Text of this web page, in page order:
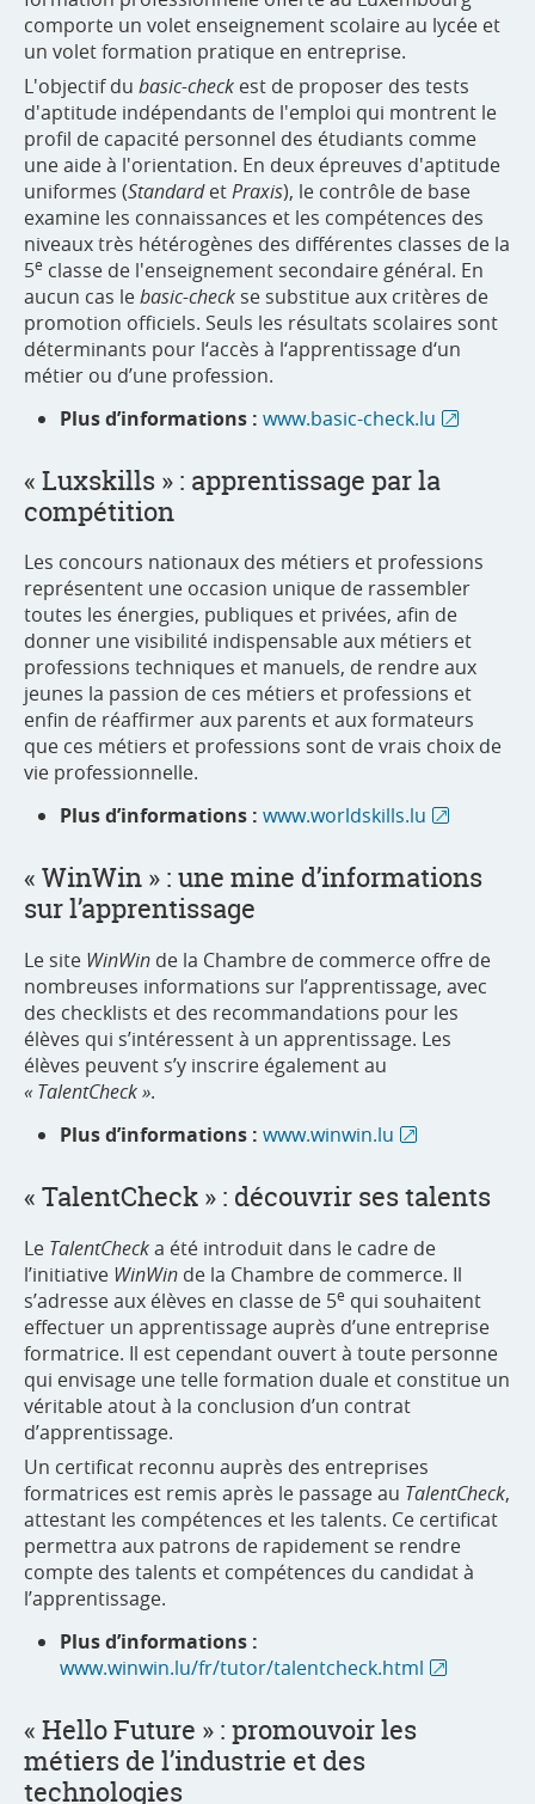
comporte un volet enseignement scolaire au lycée et
un volet formation pratique en entreprise.
L'objectif du basic-check est de proposer des tests
d'aptitude indépendants de l'emploi qui montrent le
profil de capacité personnel des étudiants comme
une aide à l'orientation. En deux épreuves d'aptitude
uniformes (StandardetPraxis), le contrôle de base
examine les connaissances et les compétences des
niveaux très hétérogènes des différentes classes de la
5e classe de l'enseignement secondaire général. En
aucun cas lebasic-check se substitue aux critères de
promotion officiels. Seuls les résultats scolaires sont
déterminants pour l‘accès à l‘apprentissage d‘un
métier ou d’une profession.
Plus d’informations : www.basic-check.lu
« Luxskills » : apprentissage par la
compétition
Les concours nationaux des métiers et professions
représentent une occasion unique de rassembler
toutes les énergies, publiques et privées, afin de
donner une visibilité indispensable aux métiers et
professions techniques et manuels, de rendre aux
jeunes la passion de ces métiers et professions et
enfin de réaffirmer aux parents et aux formateurs
que ces métiers et professions sont de vrais choix de
vie professionnelle.
Plus d’informations : www.worldskills.lu
« WinWin » : une mine d’informations
sur l’apprentissage
Le site WinWin de la Chambre de commerce offre de
nombreuses informations sur l’apprentissage, avec
des checklists et des recommandations pour les
élèves qui s’intéressent à un apprentissage. Les
élèves peuvent s’y inscrire également au
« TalentCheck ».
Plus d’informations : www.winwin.lu
« TalentCheck » : découvrir ses talents
Le TalentChecka été introduit dans le cadre de
l’initiative WinWin de la Chambre de commerce. Il
s’adresse aux élèves en classe de 5e qui souhaitent
effectuer un apprentissage auprès d’une entreprise
formatrice. Il est cependant ouvert à toute personne
qui envisage une telle formation duale et constitue un
véritable atout à la conclusion d’un contrat
d’apprentissage.
Un certificat reconnu auprès des entreprises
formatrices est remis après le passage au TalentCheck,
attestant les compétences et les talents. Ce certificat
permettra aux patrons de rapidement se rendre
compte des talents et compétences du candidat à
l’apprentissage.
Plus d’informations :
www.winwin.lu/fr/tutor/talentcheck.html
« Hello Future » : promouvoir les
métiers de l’industrie et des
technologies